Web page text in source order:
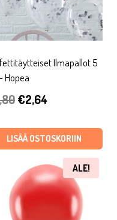
Ilmapallot 5
Hopea
Alkuperäinen
oli:
€2,64Nykyinen
on:
€2,64.
LISÄÄ OSTOSKORIIN
ALE!